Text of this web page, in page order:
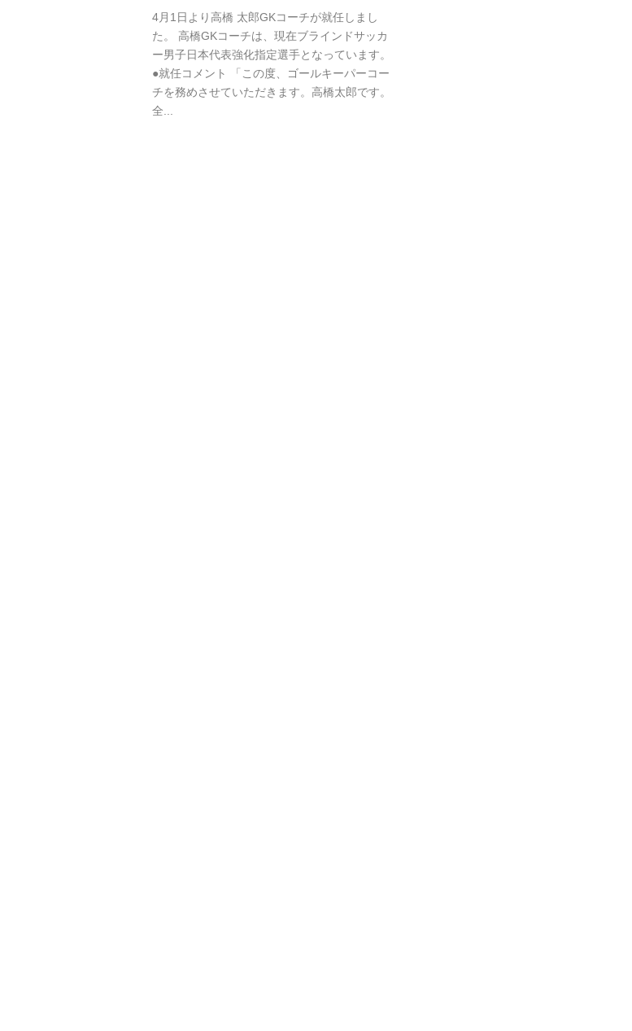
4月1日より高橋 太郎GKコーチが就任しまし
た。 高橋GKコーチは、現在ブラインドサッカ
ー男子日本代表強化指定選手となっています。
●就任コメント 「この度、ゴールキーパーコー
チを務めさせていただきます。高橋太郎です。
全...